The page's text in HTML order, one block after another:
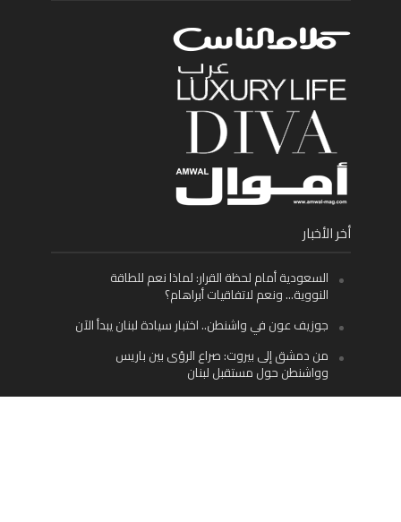
أخر الأخبار
السعودية أمام لحظة القرار: لماذا نعم للطاقة
النووية… ونعم لاتفاقيات أبراهام؟
جوزيف عون في واشنطن.. اختبار سيادة لبنان يبدأ الآن
من دمشق إلى بيروت: صراع الرؤى بين باريس
وواشنطن حول مستقبل لبنان
اليسار اللبناني «اليقظ» وسيادة الدولة: لماذا يُعدّ نزع